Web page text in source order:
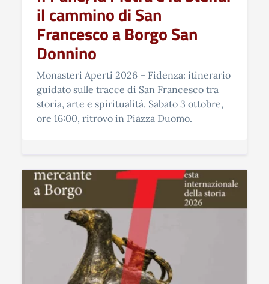
il cammino di San
Francesco a Borgo San
Donnino
Monasteri Aperti 2026 – Fidenza: itinerario
guidato sulle tracce di San Francesco tra
storia, arte e spiritualità. Sabato 3 ottobre,
ore 16:00, ritrovo in Piazza Duomo.